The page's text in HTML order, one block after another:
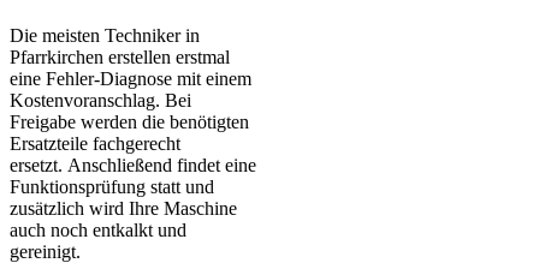
Die meisten Techniker in
Pfarrkirchen erstellen erstmal
eine Fehler-Diagnose mit einem
Kostenvoranschlag. Bei
Freigabe werden die benötigten
Ersatzteile fachgerecht
ersetzt. Anschließend findet eine
Funktionsprüfung statt und
zusätzlich wird Ihre Maschine
auch noch entkalkt und
gereinigt.